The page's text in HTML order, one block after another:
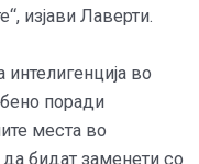
изјави Лаверти.
интелигенција во
поради
места во
бидат заменети со